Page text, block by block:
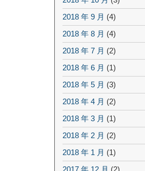
2018 年 9 月 (4)
2018 年 8 月 (4)
2018 年 7 月 (2)
2018 年 6 月 (1)
2018 年 5 月 (3)
2018 年 4 月 (2)
2018 年 3 月 (1)
2018 年 2 月 (2)
2018 年 1 月 (1)
2017 年 12 月 (2)